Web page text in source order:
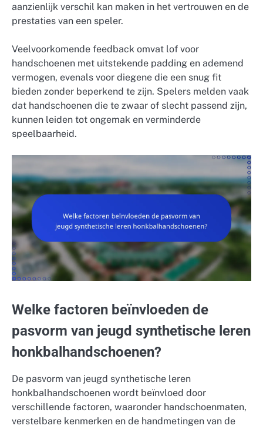
aanzienlijk verschil kan maken in het vertrouwen en de
prestaties van een speler.
Veelvoorkomende feedback omvat lof voor
handschoenen met uitstekende padding en ademend
vermogen, evenals voor diegene die een snug fit
bieden zonder beperkend te zijn. Spelers melden vaak
dat handschoenen die te zwaar of slecht passend zijn,
kunnen leiden tot ongemak en verminderde
speelbaarheid.
Welke factoren beïnvloeden de
pasvorm van jeugd synthetische leren
honkbalhandschoenen?
De pasvorm van jeugd synthetische leren
honkbalhandschoenen wordt beïnvloed door
verschillende factoren, waaronder handschoenmaten,
verstelbare kenmerken en de handmetingen van de